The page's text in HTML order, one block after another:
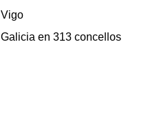
Vigo
Galicia en 313 concellos